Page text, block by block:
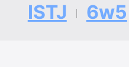
ISTJ 6w5